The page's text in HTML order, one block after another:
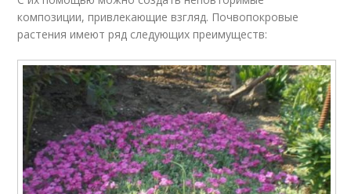
композиции, привлекающие взгляд. Почвопокровые
растения имеют ряд следующих преимуществ: